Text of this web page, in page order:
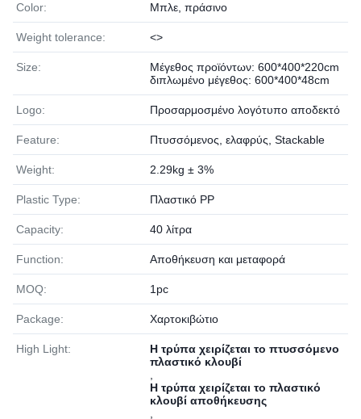
Color: Μπλε, πράσινο
Weight tolerance: <>
Size:
Μέγεθος προϊόντων: 600*400*220cm
διπλωμένο μέγεθος: 600*400*48cm
Logo: Προσαρμοσμένο λογότυπο αποδεκτό
Feature: Πτυσσόμενος, ελαφρύς, Stackable
Weight: 2.29kg ± 3%
Plastic Type: Πλαστικό PP
Capacity: 40 λίτρα
Function: Αποθήκευση και μεταφορά
MOQ: 1pc
Package: Χαρτοκιβώτιο
High Light:
Η τρύπα χειρίζεται το πτυσσόμενο
πλαστικό κλουβί
Η τρύπα χειρίζεται το πλαστικό
κλουβί αποθήκευσης